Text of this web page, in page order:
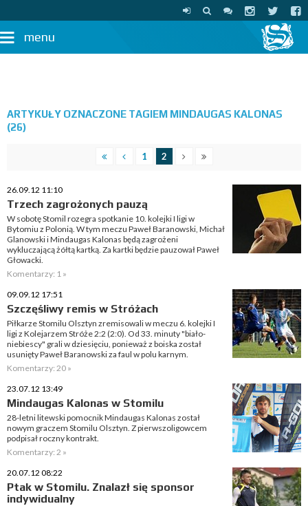
menu
ARTYKUŁY OZNACZONE TAGIEM MINDAUGAS KALONAS
(26)
1 2
26.09.12 11:10
Trzech zagrożonych pauzą
W sobotę Stomil rozegra spotkanie 10. kolejki I ligi w
Bytomiu z Polonią. W tym meczu Paweł Baranowski, Michał
Glanowski i Mindaugas Kalonas będą zagrożeni
wykluczającą żółtą kartką. Za kartki będzie pauzował Paweł
Głowacki.
Komentarzy: 1 »
09.09.12 17:51
Szczęśliwy remis w Stróżach
Piłkarze Stomilu Olsztyn zremisowali w meczu 6. kolejki I
ligi z Kolejarzem Stróże 2:2 (2:0). Od 33. minuty "biało-
niebiescy" grali w dziesięciu, ponieważ z boiska został
usunięty Paweł Baranowski za faul w polu karnym.
Komentarzy: 20 »
23.07.12 13:49
Mindaugas Kalonas w Stomilu
28-letni litewski pomocnik Mindaugas Kalonas został
nowym graczem Stomilu Olsztyn. Z pierwszoligowcem
podpisał roczny kontrakt.
Komentarzy: 2 »
20.07.12 08:22
Ptak w Stomilu. Znalazł się sponsor
indywidualny